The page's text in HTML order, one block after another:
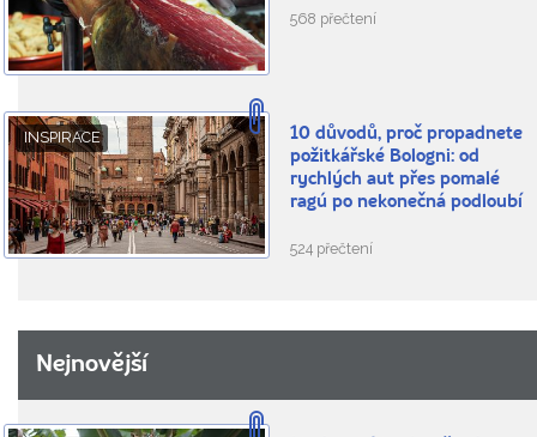
568 přečtení
INSPIRACE
10 důvodů, proč propadnete
požitkářské Bologni: od
rychlých aut přes pomalé
ragú po nekonečná podloubí
524 přečtení
Nejnovější